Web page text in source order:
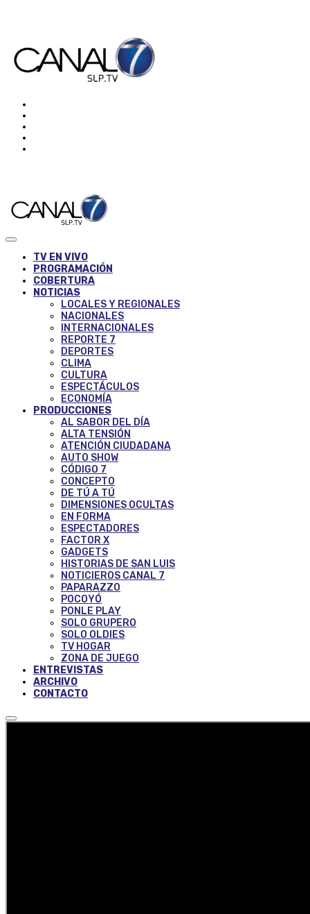
TV EN VIVO
PROGRAMACIÓN
COBERTURA
NOTICIAS
LOCALES Y REGIONALES
NACIONALES
INTERNACIONALES
REPORTE 7
DEPORTES
CLIMA
CULTURA
ESPECTÁCULOS
ECONOMÍA
PRODUCCIONES
AL SABOR DEL DÍA
ALTA TENSIÓN
ATENCIÓN CIUDADANA
AUTO SHOW
CÓDIGO 7
CONCEPTO
DE TÚ A TÚ
DIMENSIONES OCULTAS
EN FORMA
ESPECTADORES
FACTOR X
GADGETS
HISTORIAS DE SAN LUIS
NOTICIEROS CANAL 7
PAPARAZZO
POCOYÓ
PONLE PLAY
SOLO GRUPERO
SOLO OLDIES
TV HOGAR
ZONA DE JUEGO
ENTREVISTAS
ARCHIVO
CONTACTO